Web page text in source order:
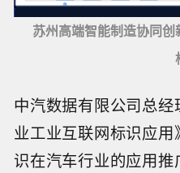
苏州高端智能制造协同
中汽数据有限公司总
业工业互联网标识应
识在汽车行业的应用